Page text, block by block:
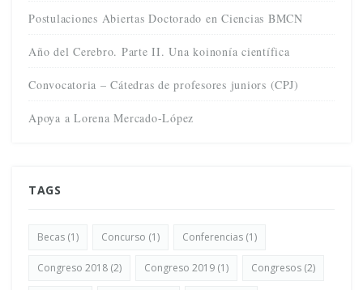
Postulaciones Abiertas Doctorado en Ciencias BMCN
Año del Cerebro. Parte II. Una koinonía científica
Convocatoria – Cátedras de profesores juniors (CPJ)
Apoya a Lorena Mercado-López
TAGS
Becas (1) Concurso (1) Conferencias (1)
Congreso 2018 (2) Congreso 2019 (1) Congresos (2)